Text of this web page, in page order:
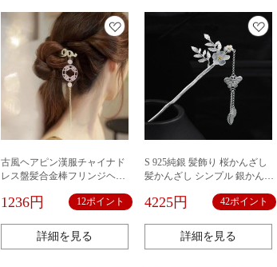
古風ヘアピン漢服チャイナド
レス盤髪合金棒フリンジヘア
気質ヘアピン女
1236円 12ポイント
詳細を見る
S 925純銀 髪飾り 桜かんざし
髪かんざし シンプル 銀かんざ
浴衣 着物 ヘアアクセサリー デ
お土産 プレゼント
4225円 42ポイント
詳細を見る